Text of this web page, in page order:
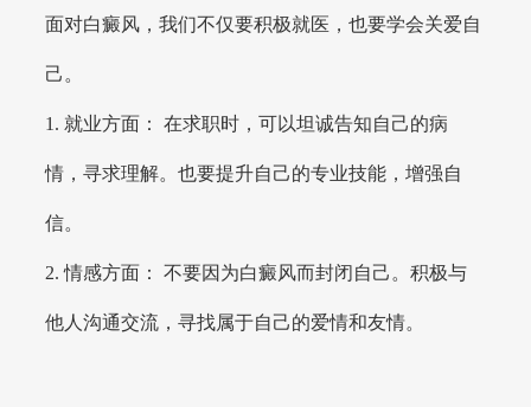
面对白癜风，我们不仅要积极就医，也要学会关爱自
己。
1. 就业方面： 在求职时，可以坦诚告知自己的病
情，寻求理解。也要提升自己的专业技能，增强自
信。
2. 情感方面： 不要因为白癜风而封闭自己。积极与
他人沟通交流，寻找属于自己的爱情和友情。